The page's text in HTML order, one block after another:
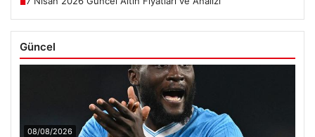
■
Güncel
08/08/2026